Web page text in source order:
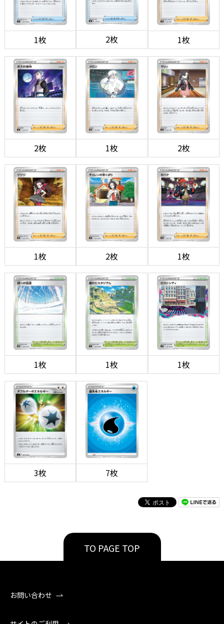
1枚 2枚 1枚
2枚 1枚 2枚
1枚 2枚 1枚
1枚 1枚 1枚
3枚 7枚
TO PAGE TOP
お問い合わせ